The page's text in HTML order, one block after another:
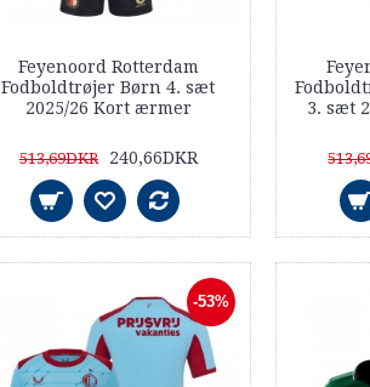
Feyenoord Rotterdam
Fodboldtrøjer Børn 4. sæt
2025/26 Kort ærmer
513,69DKR 240,66DKR
3. sæt
-53%